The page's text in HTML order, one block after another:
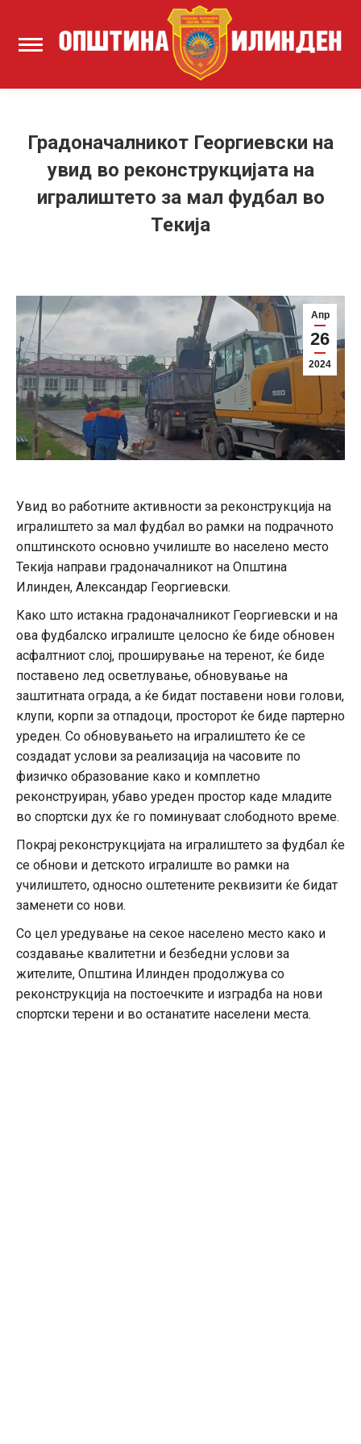
Градоначалникот Георгиевски на
увид во реконструкцијата на
игралиштето за мал фудбал во
Текија
Апр
26
2024
Увид во работните активности за реконструкција на
игралиштето за мал фудбал во рамки на подрачното
општинското основно училиште во населено место
Текија направи градоначалникот на Општина
Илинден, Александар Георгиевски.
Како што истакна градоначалникот Георгиевски и на
ова фудбалско игралиште целосно ќе биде обновен
асфалтниот слој, проширување на теренот, ќе биде
поставено лед осветлување, обновување на
заштитната ограда, а ќе бидат поставени нови голови,
клупи, корпи за отпадоци, просторот ќе биде партерно
уреден. Со обновувањето на игралиштето ќе се
создадат услови за реализација на часовите по
физичко образование како и комплетно
реконструиран, убаво уреден простор каде младите
во спортски дух ќе го поминуваат слободното време.
Покрај реконструкцијата на игралиштето за фудбал ќе
се обнови и детското игралиште во рамки на
училиштето, односно оштетените реквизити ќе бидат
заменети со нови.
Со цел уредување на секое населено место како и
создавање квалитетни и безбедни услови за
жителите, Општина Илинден продолжува со
реконструкција на постоечките и изградба на нови
спортски терени и во останатите населени места.